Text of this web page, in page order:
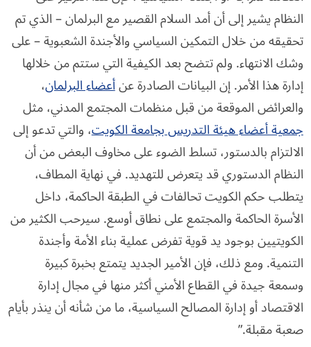
النظام يشير إلى أن أمد السلام القصير مع البرلمان – الذي تم
تحقيقه من خلال التمكين السياسي والأجندة الشعبوية – على
وشك الانتهاء. ولم تتضح بعد الكيفية التي ستتم من خلالها
إدارة هذا الأمر. إن البيانات الصادرة عنأعضاء البرلمان،
والعرائض الموقعة من قبل منظمات المجتمع المدني، مثل
جمعية أعضاء هيئة التدريس بجامعة الكويت، والتي تدعو إلى
الالتزام بالدستور، تسلط الضوء على مخاوف البعض من أن
النظام الدستوري قد يتعرض للتهديد. في نهاية المطاف،
يتطلب حكم الكويت تحالفات في الطبقة الحاكمة، داخل
الأسرة الحاكمة والمجتمع على نطاق أوسع. سيرحب الكثير من
الكويتيين بوجود يد قوية تفرض عملية بناء الأمة وأجندة
التنمية. ومع ذلك، فإن الأمير الجديد يتمتع بخبرة كبيرة
وسمعة جيدة في القطاع الأمني أكثر منها في مجال إدارة
الاقتصاد أو إدارة المصالح السياسية، ما من شأنه أن ينذر بأيام
صعبة مقبلة.”